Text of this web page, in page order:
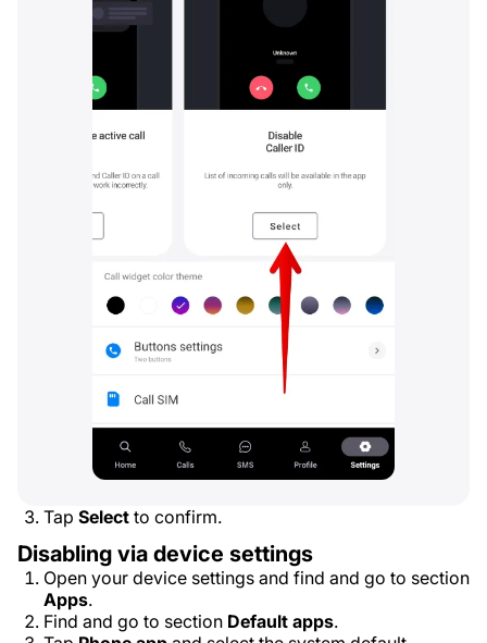
Tap Select to confirm.
Disabling via device settings
Open your device settings and find and go to section
Apps.
Find and go to section Default apps.